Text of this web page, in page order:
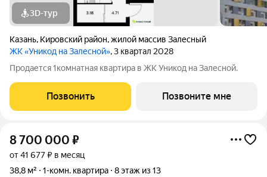
3D-тур
Казань, Кировский район,жилой массив Залесный
ЖК «Уникод на Залесной», 3 квартал 2028
Продается 1комнатная квартира в ЖК Уникод на Залесной.
Позвонить Позвоните мне
8 700 000 ₽
от 41 677 ₽ в месяц
38,8 м²
1-комн. квартира 8 этаж из 13